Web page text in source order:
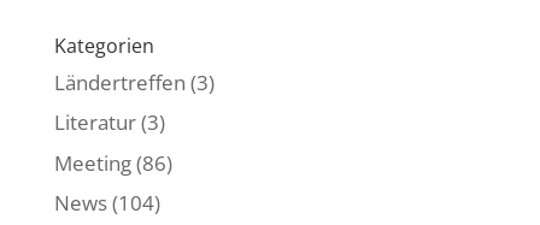
Kategorien
Ländertreffen (3)
Literatur(3)
Meeting(86)
News(104)